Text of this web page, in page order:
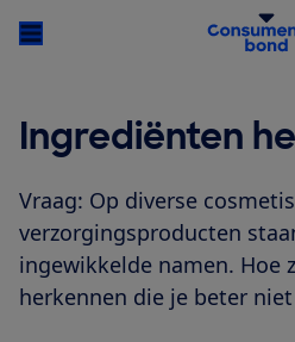
Ingrediënten
Vraag: Op diverse
verzorgingsproducten
ingewikkelde namen. Hoe
herkennen die je beter